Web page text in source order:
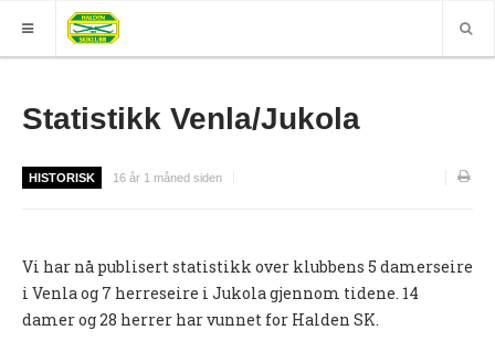
ELITE
Nyheter
Sesongplan
Statistikk Venla/Jukola
HISTORISK 16 år 1 måned siden
Vi har nå publisert statistikk over klubbens 5 damerseire
i Venla og 7 herreseire i Jukola gjennom tidene. 14
damer og 28 herrer har vunnet for Halden SK.